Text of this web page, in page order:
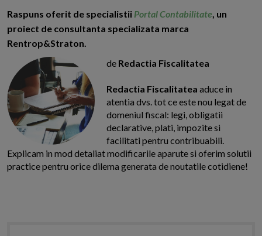
Raspuns oferit de specialistii Portal Contabilitate, un
proiect de consultanta specializata marca
Rentrop&Straton.
de Redactia Fiscalitatea
Redactia Fiscalitatea aduce in
atentia dvs. tot ce este nou legat de
domeniul fiscal: legi, obligatii
declarative, plati, impozite si
facilitati pentru contribuabili.
Explicam in mod detaliat modificarile aparute si oferim solutii
practice pentru orice dilema generata de noutatile cotidiene!